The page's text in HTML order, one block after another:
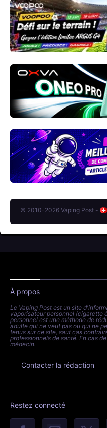
© 2010-2026 Vaping Post -
À propos
Le Vaping Post est un site
vaporisateur personnel (cigarette
personnel est une méthode de
adulte qui ne veut pas ou qui ne
tenus sur ce site, sauf cas
professionnels de santé. En cas
médecin.
Contacter la rédaction
Restez connecté